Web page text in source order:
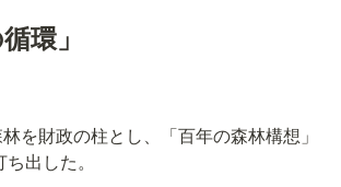
環」
を財政の柱とし、「百年の森林構想」
出した。